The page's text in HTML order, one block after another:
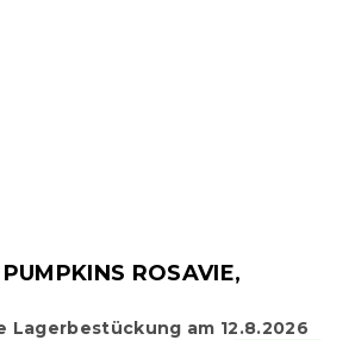
ROSAVIE,
Lagerbestückung am 12.8.2026